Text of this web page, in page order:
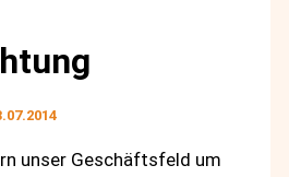
unser Geschäftsfeld um